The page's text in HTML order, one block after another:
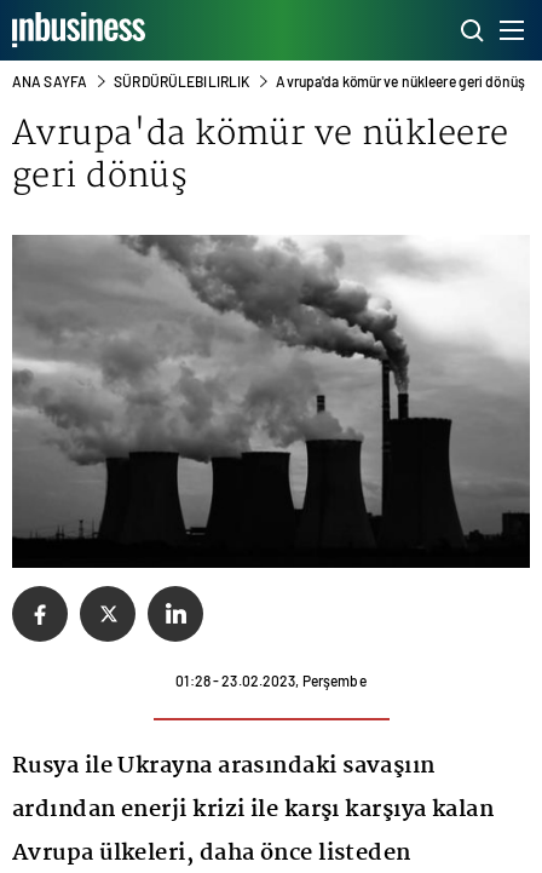
ANA SAYFA SÜRDÜRÜLEBILIRLIK Avrupa'da kömür ve nükleere geri dönüş
Avrupa'da kömür ve nükleere
geri dönüş
01:28 - 23.02.2023, Perşembe
Rusya ile Ukrayna arasındaki savaşıın
ardından enerji krizi ile karşı karşıya kalan
Avrupa ülkeleri, daha önce listeden